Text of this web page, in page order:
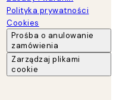
Polityka prywatności
Cookies
Prośba o anulowanie
zamówienia
Zarządzaj plikami
cookie